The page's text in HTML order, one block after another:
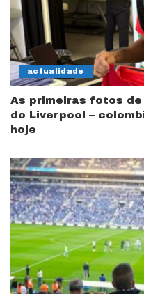
actualidade
As primeiras fotos de
do Liverpool –
hoje